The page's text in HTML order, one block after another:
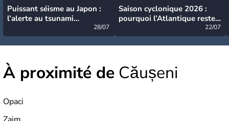
Puissant séisme au Japon :
l’alerte au tsunami
28/07
Saison cyclonique 2026 :
pourquoi l’Atlantique reste
22/07
À proximité de Căușeni
Opaci